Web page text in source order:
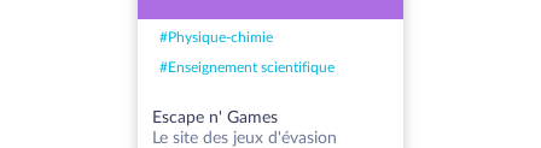
#Physique-chimie
#Enseignement scientifique
Escape n' Games
Le site des jeux d'évasion